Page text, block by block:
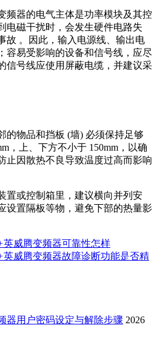
频器的电气主体是功率模块及其控
电磁干扰时，会发生硬件电路失
故 。因此，输入电源线、输出电
容易受影响的设备和信号线，应尽
信号线应使用屏蔽电缆，并建议采
的物品和挡板 (墙) 必须保持足够
，上、下方不小于 150mm，以确
止因散热不良导致温度过高而影响
置或控制箱里，建议横向并列安
设置隔板等物，避免下部的热量影
英威腾变频器可靠性怎样
英威腾变频器故障诊断功能是否精
器用户密码设定与解除步骤 2026